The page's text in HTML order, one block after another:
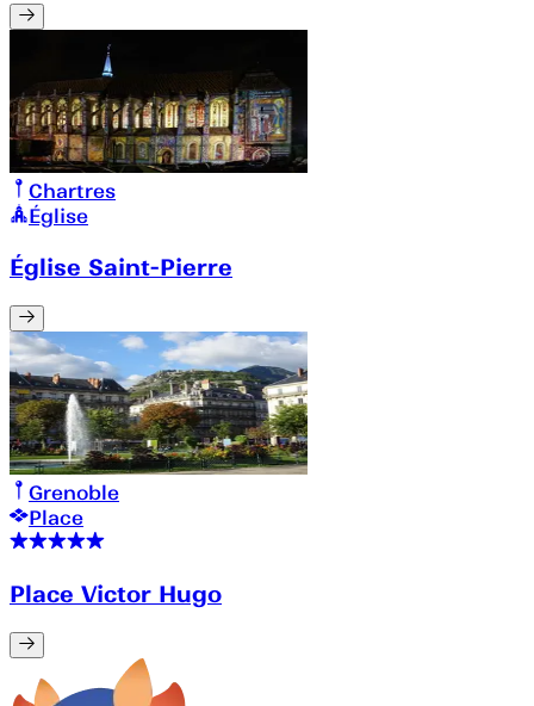
Chartres
Église
Église Saint-Pierre
Grenoble
Place
Place Victor Hugo